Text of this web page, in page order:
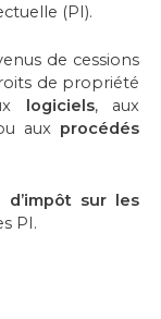
(PI).
de cessions
de propriété
logiciels, aux
aux procédés
sur les
PI.